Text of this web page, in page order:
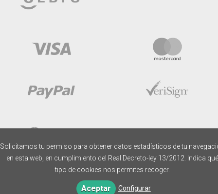
Solicitamos tu permiso para obtener datos estadísticos de tu
en esta web, en cumplimiento del Real Decreto-ley 13/2012. Indica qué
tipo de cookies nos permites recoger.
Aceptar Configurar